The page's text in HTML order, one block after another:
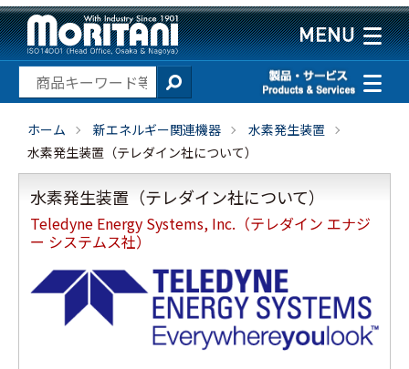
ホーム 新エネルギー関連機器
水素発生装置
水素発生装置（テレダイン社について）
水素発生装置（テレダイン社について）
Teledyne Energy Systems, Inc.（テレダイン エナジ
ー システムス社）